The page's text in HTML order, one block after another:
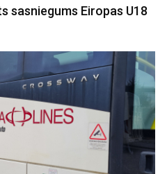
sasniegums Eiropas U18